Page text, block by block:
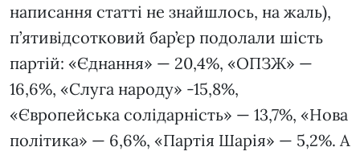
написання статті не знайшлось, на жаль),
п’ятивідсотковий бар’єр подолали шість
партій: «Єднання» — 20,4%, «ОПЗЖ» —
16,6%, «Слуга народу» -15,8%,
«Європейська солідарність» — 13,7%, «Нова
політика» — 6,6%, «Партія Шарія» — 5,2%. А